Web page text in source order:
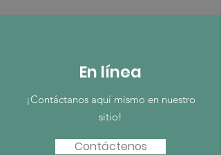
En línea
¡Contáctanos aquí mismo en nuestro
sitio!
Contáctenos